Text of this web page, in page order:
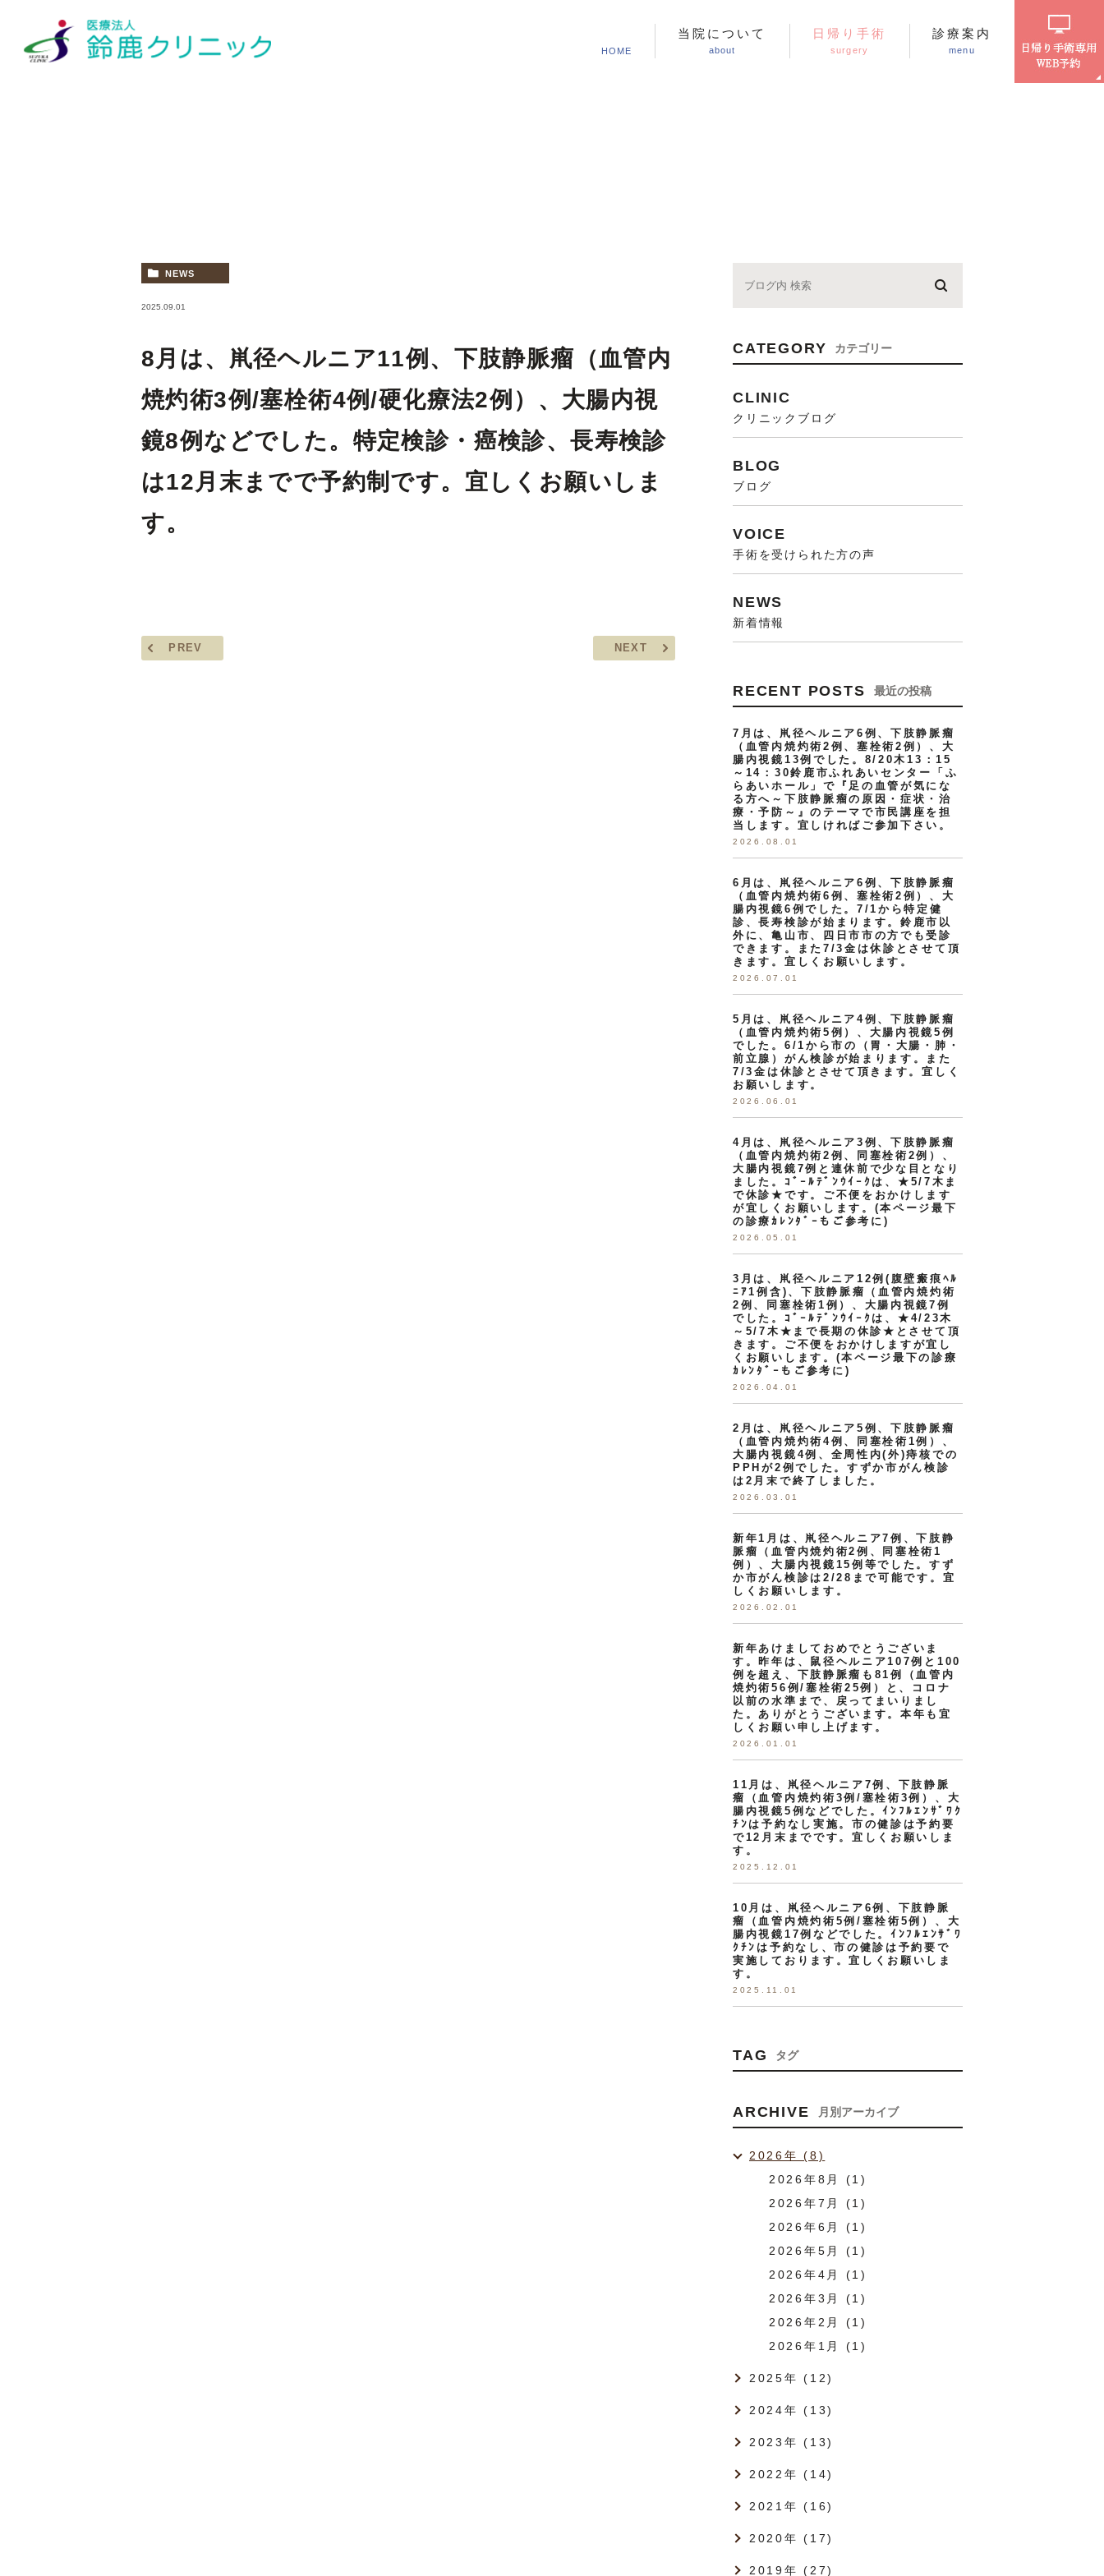
HOME
当院について
about
日帰り手術
surgery
診療案内
menu
NEWS
2025.09.01
8月は、鼡径ヘルニア11例、下肢静脈瘤（血管内
焼灼術3例/塞栓術4例/硬化療法2例）、大腸内視
鏡8例などでした。特定検診・癌検診、長寿検診
は12月末までで予約制です。宜しくお願いしま
す。
PREV NEXT
CATEGORY カテゴリー
CLINIC
クリニックブログ
BLOG
ブログ
VOICE
手術を受けられた方の声
NEWS
新着情報
RECENT POSTS 最近の投稿
7月は、鼡径ヘルニア6例、下肢静脈瘤
（血管内焼灼術2例、塞栓術2例）、大
腸内視鏡13例でした。8/20木13：15
～14：30鈴鹿市ふれあいセンター「ふ
らあいホール」で『足の血管が気にな
る方へ～下肢静脈瘤の原因・症状・治
療・予防～』のテーマで市民講座を担
当します。宜しければご参加下さい。
2026.08.01
6月は、鼡径ヘルニア6例、下肢静脈瘤
（血管内焼灼術6例、塞栓術2例）、大
腸内視鏡6例でした。7/1から特定健
診、長寿検診が始まります。鈴鹿市以
外に、亀山市、四日市市の方でも受診
できます。また7/3金は休診とさせて頂
きます。宜しくお願いします。
2026.07.01
5月は、鼡径ヘルニア4例、下肢静脈瘤
（血管内焼灼術5例）、大腸内視鏡5例
でした。6/1から市の（胃・大腸・肺・
前立腺）がん検診が始まります。また
7/3金は休診とさせて頂きます。宜しく
お願いします。
2026.06.01
4月は、鼡径ヘルニア3例、下肢静脈瘤
（血管内焼灼術2例、同塞栓術2例）、
大腸内視鏡7例と連休前で少な目となり
ました。ｺﾞｰﾙﾃﾞﾝｳｲｰｸは、★5/7木ま
で休診★です。ご不便をおかけします
が宜しくお願いします。(本ページ最下
の診療ｶﾚﾝﾀﾞｰもご参考に)
2026.05.01
3月は、鼡径ヘルニア12例(腹壁瘢痕ﾍﾙ
ﾆｱ1例含)、下肢静脈瘤（血管内焼灼術
2例、同塞栓術1例）、大腸内視鏡7例
でした。ｺﾞｰﾙﾃﾞﾝｳｲｰｸは、★4/23木
～5/7木★まで長期の休診★とさせて頂
きます。ご不便をおかけしますが宜し
くお願いします。(本ページ最下の診療
ｶﾚﾝﾀﾞｰもご参考に)
2026.04.01
2月は、鼡径ヘルニア5例、下肢静脈瘤
（血管内焼灼術4例、同塞栓術1例）、
大腸内視鏡4例、全周性内(外)痔核での
PPHが2例でした。すずか市がん検診
は2月末で終了しました。
2026.03.01
新年1月は、鼡径ヘルニア7例、下肢静
脈瘤（血管内焼灼術2例、同塞栓術1
例）、大腸内視鏡15例等でした。すず
か市がん検診は2/28まで可能です。宜
しくお願いします。
2026.02.01
新年あけましておめでとうございま
す。昨年は、鼠径ヘルニア107例と100
例を超え、下肢静脈瘤も81例（血管内
焼灼術56例/塞栓術25例）と、コロナ
以前の水準まで、戻ってまいりまし
た。ありがとうございます。本年も宜
しくお願い申し上げます。
2026.01.01
11月は、鼡径ヘルニア7例、下肢静脈
瘤（血管内焼灼術3例/塞栓術3例）、大
腸内視鏡5例などでした。ｲﾝﾌﾙｴﾝｻﾞﾜｸ
ﾁﾝは予約なし実施。市の健診は予約要
で12月末までです。宜しくお願いしま
す。
2025.12.01
10月は、鼡径ヘルニア6例、下肢静脈
瘤（血管内焼灼術5例/塞栓術5例）、大
腸内視鏡17例などでした。ｲﾝﾌﾙｴﾝｻﾞﾜ
ｸﾁﾝは予約なし、市の健診は予約要で
実施しております。宜しくお願いしま
す。
2025.11.01
TAG タグ
ARCHIVE 月別アーカイブ
2026年 (8)
2026年8月 (1)
2026年7月 (1)
2026年6月 (1)
2026年5月 (1)
2026年4月 (1)
2026年3月 (1)
2026年2月 (1)
2026年1月 (1)
2025年 (12)
2024年 (13)
2023年 (13)
2022年 (14)
2021年 (16)
2020年 (17)
2019年 (27)